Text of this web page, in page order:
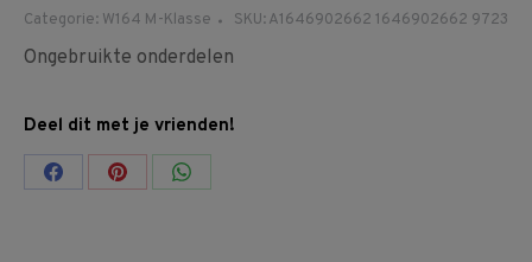
Categorie: W164 M-Klasse SKU:A1646902662 1646902662 9723
Ongebruikte onderdelen
Deel dit met je vrienden!
Share Share Share